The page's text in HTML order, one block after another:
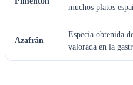
muchos platos
Azafrán
Especia obtenida
valorada en la